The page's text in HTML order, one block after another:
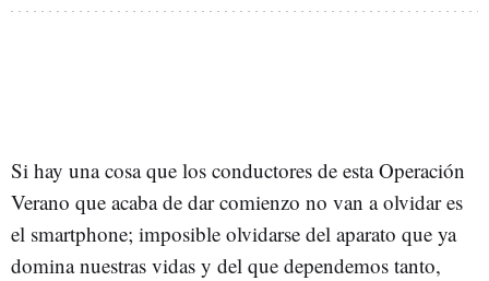
Si hay una cosa que los conductores de esta Operación
Verano que acaba de dar comienzo no van a olvidar es
el smartphone; imposible olvidarse del aparato que ya
domina nuestras vidas y del que dependemos tanto,